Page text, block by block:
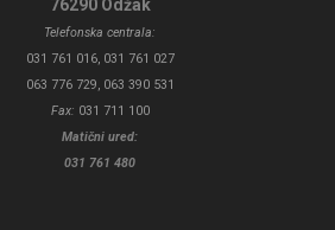
76290 Odžak
Telefonska centrala:
031 761 016, 031 761 027
063 776 729, 063 390 531
Fax: 031 711 100
Matični ured:
031 761 480